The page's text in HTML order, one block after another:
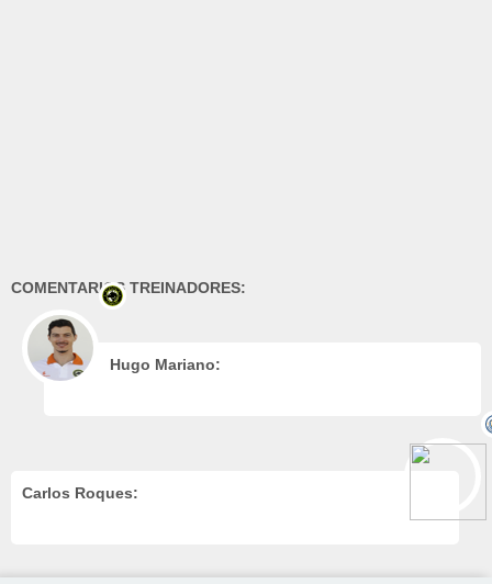
COMENTARIOS TREINADORES:
Hugo Mariano:
Carlos Roques: